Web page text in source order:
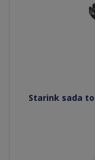
Starink sada